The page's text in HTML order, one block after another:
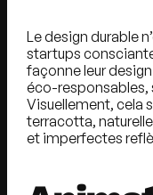
Le design durable
startups
façonne leur
éco-responsables,
Visuellement, cela
terracotta,
et imperfectes